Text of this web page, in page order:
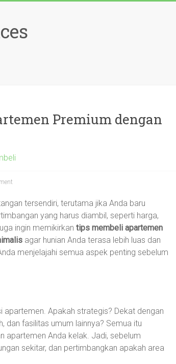
Premium dengan
tersendiri, terutama jika Anda baru
yang harus diambil, seperti harga,
ingin memikirkan tips membeli apartemen
agar hunian Anda terasa lebih luas dan
menjelajahi semua aspek penting sebelum
apartemen. Apakah strategis? Dekat dengan
dan fasilitas umum lainnya? Semua itu
apartemen Anda kelak. Jadi, sebelum
sekitar, dan pertimbangkan apakah area